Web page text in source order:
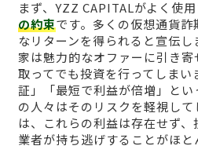
まず、YZZ CAPITALがよく使用
の約束です。多くの仮想通貨
なリターンを得られると宣伝
家は魅力的なオファーに引き
取ってでも投資を行ってしまい
証」「最短で利益が倍増」とい
の人々はそのリスクを軽視し
は、これらの利益は存在せず
業者が持ち逃げすることがほと